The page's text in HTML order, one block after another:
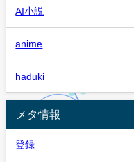
AI小説
anime
haduki
メタ情報
登録